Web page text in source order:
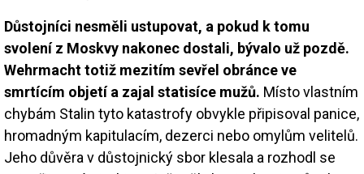
Důstojníci nesměli ustupovat, a pokud k tomu
svolení z Moskvy nakonec dostali, bývalo už pozdě.
Wehrmacht totiž mezitím sevřel obránce ve
smrtícím objetí a zajal statisíce mužů. Místo vlastním
chybám Stalin tyto katastrofy obvykle připisoval panice,
hromadným kapitulacím, dezerci nebo omylům velitelů.
Jeho důvěra v důstojnický sbor klesala a rozhodl se